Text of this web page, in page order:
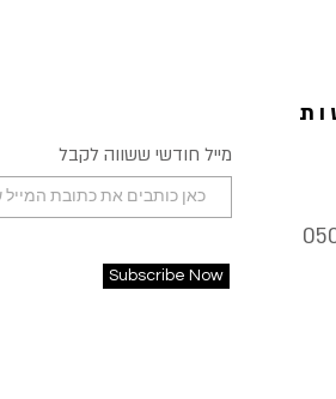
מייל חודשי ששווה לקבל
Subscribe Now